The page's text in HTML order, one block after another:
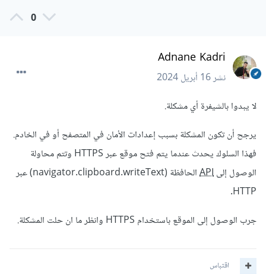
0
Adnane Kadri
نشر16 أبريل 2024
لا يبدوا بالشيفرة أي مشكلة.
يرجح أن تكون المشكلة بسبب إعدادات الأمان في المتصفح أو في الخادم.
فهذا السلوك يحدث عندما يتم فتح موقع عبر HTTPS وتتم محاولة
الوصول إلىAPI
الحافظة (navigator.clipboard.writeText) عبر
HTTP.
جرب الوصول إلى الموقع باستخدام HTTPS وانظر ما ان حلت المشكلة.
اقتباس